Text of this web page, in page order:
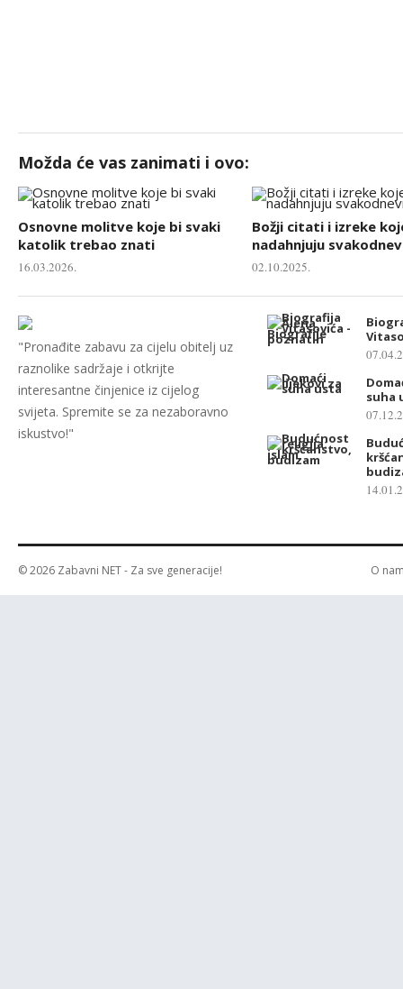
Možda će vas zanimati i ovo:
Osnovne molitve koje bi svaki
katolik trebao znati
16.03.2026.
Božji citati i izreke
nadahnjuju
02.10.2025.
"Pronađite zabavu za cijelu obitelj uz
raznolike sadržaje i otkrijte
interesantne činjenice iz cijelog
svijeta. Spremite se za nezaboravno
iskustvo!"
suha
© 2026 Zabavni NET- Za sve generacije! O